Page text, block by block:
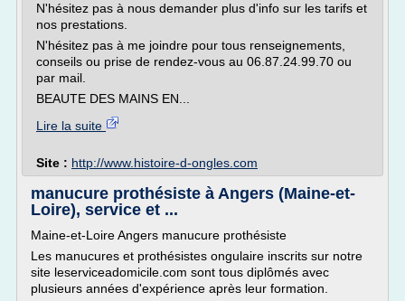
N'hésitez pas à nous demander plus d'info sur les tarifs et
nos prestations.
N'hésitez pas à me joindre pour tous renseignements,
conseils ou prise de rendez-vous au 06.87.24.99.70 ou
par mail.
BEAUTE DES MAINS EN...
Lire la suite
Site : http://www.histoire-d-ongles.com
manucure prothésiste à Angers (Maine-et-
Loire), service et ...
Maine-et-Loire Angers manucure prothésiste
Les manucures et prothésistes ongulaire inscrits sur notre
site leserviceadomicile.com sont tous diplômés avec
plusieurs années d'expérience après leur formation.